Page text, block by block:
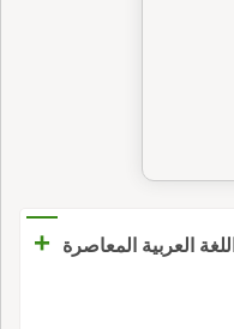
العربية المعاصرة +